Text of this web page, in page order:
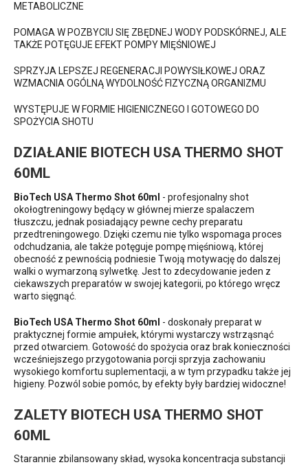
METABOLICZNE
POMAGA W POZBYCIU SIĘ ZBĘDNEJ WODY PODSKÓRNEJ, ALE
TAKŻE POTĘGUJE EFEKT POMPY MIĘŚNIOWEJ
SPRZYJA LEPSZEJ REGENERACJI POWYSIŁKOWEJ ORAZ
WZMACNIA OGÓLNĄ WYDOLNOŚĆ FIZYCZNĄ ORGANIZMU
WYSTĘPUJE W FORMIE HIGIENICZNEGO I GOTOWEGO DO
SPOŻYCIA SHOTU
DZIAŁANIE BIOTECH USA THERMO SHOT
60ML
BioTech USA Thermo Shot 60ml - profesjonalny shot
okołogtreningowy będący w głównej mierze spalaczem
tłuszczu, jednak posiadający pewne cechy preparatu
przedtreningowego. Dzięki czemu nie tylko wspomaga proces
odchudzania, ale także potęguje pompę mięśniową, której
obecność z pewnością podniesie Twoją motywację do dalszej
walki o wymarzoną sylwetkę. Jest to zdecydowanie jeden z
ciekawszych preparatów w swojej kategorii, po którego wręcz
warto sięgnąć.
BioTech USA Thermo Shot 60ml - doskonały preparat w
praktycznej formie ampułek, którymi wystarczy wstrząsnąć
przed otwarciem. Gotowość do spożycia oraz brak konieczności
wcześniejszego przygotowania porcji sprzyja zachowaniu
wysokiego komfortu suplementacji, a w tym przypadku także jej
higieny. Pozwól sobie pomóc, by efekty były bardziej widoczne!
ZALETY BIOTECH USA THERMO SHOT
60ML
Starannie zbilansowany skład, wysoka koncentracja substancji